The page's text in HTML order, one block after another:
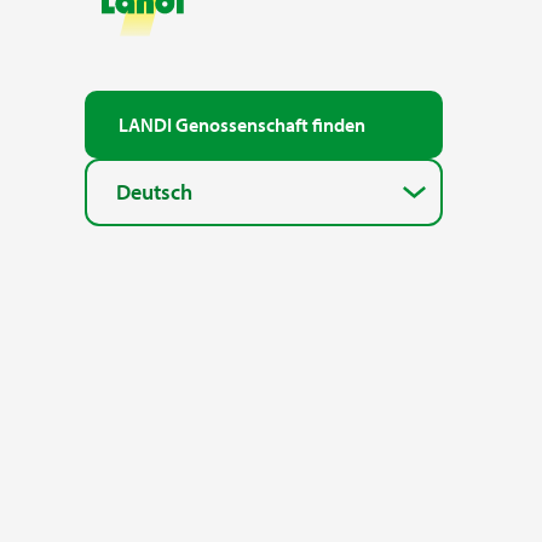
LANDI Genossenschaft finden
Deutsch